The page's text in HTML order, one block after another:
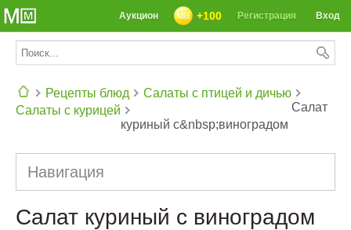
СЕГОДНЯ: 39142 РЕЦЕПТА
Вход
Регистрация
+100
Аукцион
Рецепты блюд
Салаты с птицей и дичью
Салаты с курицей
Салат
куриный с&nbsp;виноградом
Навигация
Салат куриный с виноградом